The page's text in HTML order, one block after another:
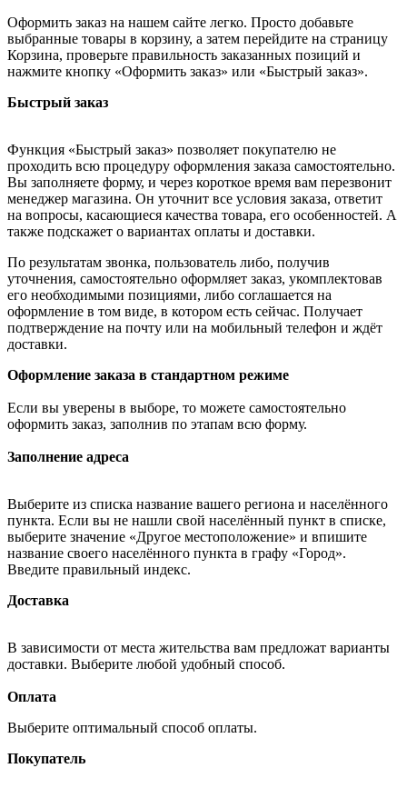
Оформить заказ на нашем сайте легко. Просто добавьте
выбранные товары в корзину, а затем перейдите на страницу
Корзина, проверьте правильность заказанных позиций и
нажмите кнопку «Оформить заказ» или «Быстрый заказ».
Быстрый заказ
Функция «Быстрый заказ» позволяет покупателю не
проходить всю процедуру оформления заказа самостоятельно.
Вы заполняете форму, и через короткое время вам перезвонит
менеджер магазина. Он уточнит все условия заказа, ответит
на вопросы, касающиеся качества товара, его особенностей. А
также подскажет о вариантах оплаты и доставки.
По результатам звонка, пользователь либо, получив
уточнения, самостоятельно оформляет заказ, укомплектовав
его необходимыми позициями, либо соглашается на
оформление в том виде, в котором есть сейчас. Получает
подтверждение на почту или на мобильный телефон и ждёт
доставки.
Оформление заказа в стандартном режиме
Если вы уверены в выборе, то можете самостоятельно
оформить заказ, заполнив по этапам всю форму.
Заполнение адреса
Выберите из списка название вашего региона и населённого
пункта. Если вы не нашли свой населённый пункт в списке,
выберите значение «Другое местоположение» и впишите
название своего населённого пункта в графу «Город».
Введите правильный индекс.
Доставка
В зависимости от места жительства вам предложат варианты
доставки. Выберите любой удобный способ.
Оплата
Выберите оптимальный способ оплаты.
Покупатель